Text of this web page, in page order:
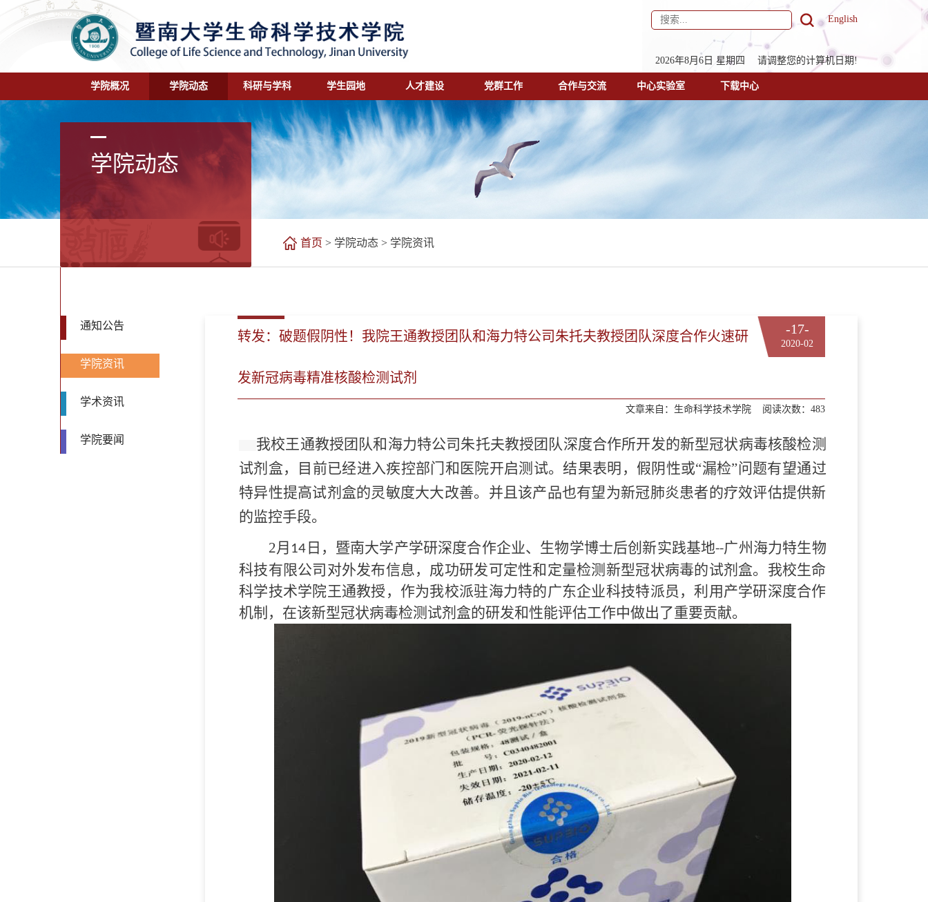
English
2026年8月6日 星期四 请调整您的计算机日期!
学院概况 学院动态 科研与学科 学生园地 人才建设 党群工作 合作与交流 中心实验室 下载中心
学院动态
首页 > 学院动态> 学院资讯
通知公告
学院资讯
学术资讯
学院要闻
转发：破题假阴性！我院王通教授团队和海力特公司朱托夫教授团队深度合作火速研
发新冠病毒精准核酸检测试剂
-17-
2020-02
文章来自： 生命科学技术学院阅读次数： 483
我校王通教授团队和海力特公司朱托夫教授团队深度合作所开发的新型冠状病毒核酸检测
试剂盒，目前已经进入疾控部门和医院开启测试。结果表明，假阴性或“漏检”问题有望通过
特异性提高试剂盒的灵敏度大大改善。并且该产品也有望为新冠肺炎患者的疗效评估提供新
的监控手段。
2月 14 日，暨南大学产学研深度合作企业、生物学博士后创新实践基地--广州海力特生物
科技有限公司对外发布信息，成功研发可定性和定量检测新型冠状病毒的试剂盒。我校生命
科学技术学院王通教授，作为我校派驻海力特的广东企业科技特派员，利用产学研深度合作
机制，在该新型冠状病毒检测试剂盒的研发和性能评估工作中做出了重要贡献。